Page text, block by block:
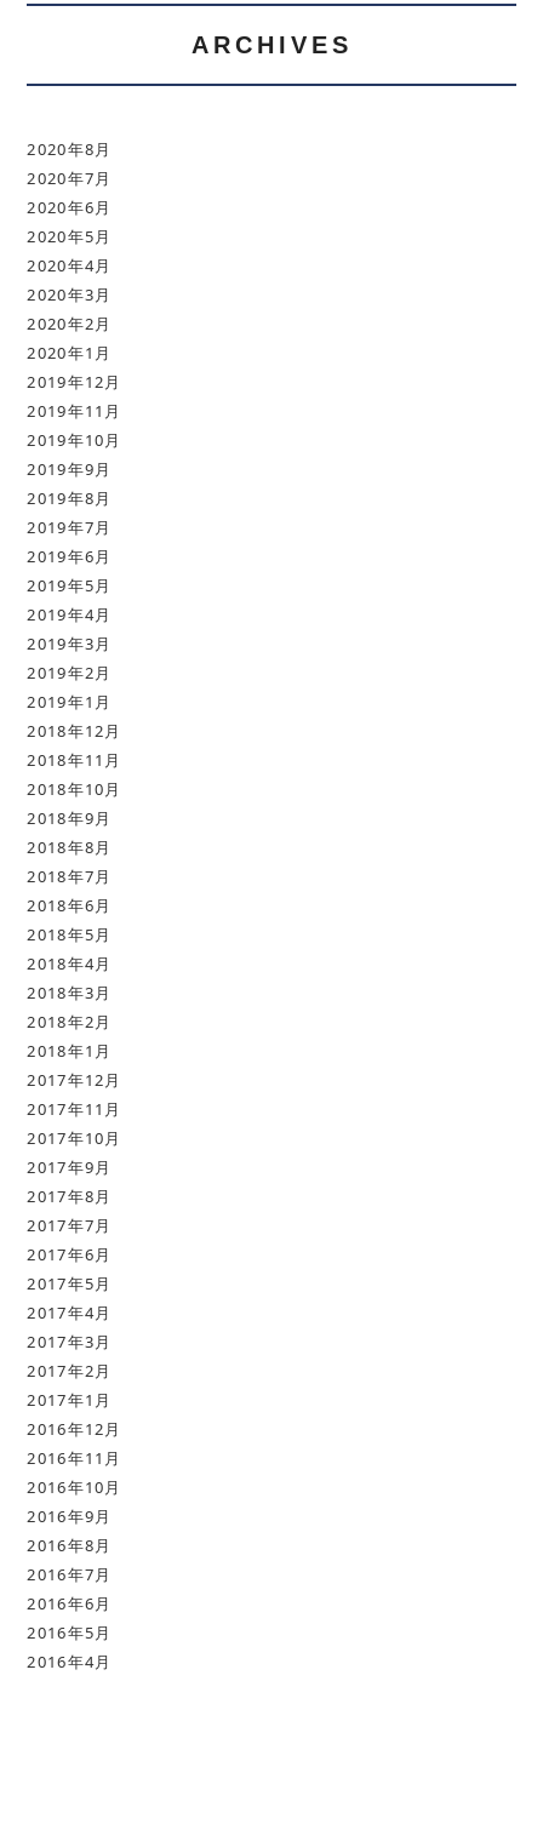
ARCHIVES
2020年8月
2020年7月
2020年6月
2020年5月
2020年4月
2020年3月
2020年2月
2020年1月
2019年12月
2019年11月
2019年10月
2019年9月
2019年8月
2019年7月
2019年6月
2019年5月
2019年4月
2019年3月
2019年2月
2019年1月
2018年12月
2018年11月
2018年10月
2018年9月
2018年8月
2018年7月
2018年6月
2018年5月
2018年4月
2018年3月
2018年2月
2018年1月
2017年12月
2017年11月
2017年10月
2017年9月
2017年8月
2017年7月
2017年6月
2017年5月
2017年4月
2017年3月
2017年2月
2017年1月
2016年12月
2016年11月
2016年10月
2016年9月
2016年8月
2016年7月
2016年6月
2016年5月
2016年4月